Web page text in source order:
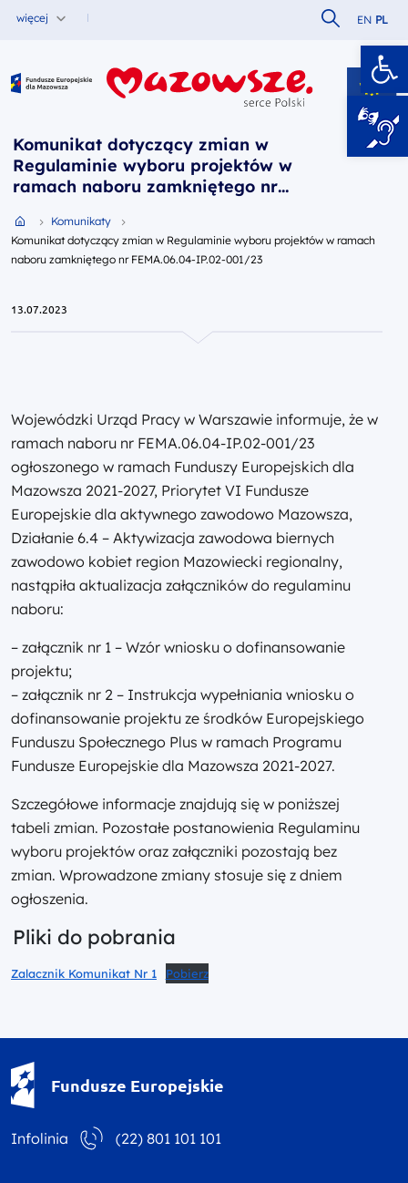
więcej Szukaj w
EN PL
Fundusze Europejskie dla Mazowsza
Komunikat dotyczący zmian w
Regulaminie wyboru projektów w
ramach naboru zamkniętego nr
Przejdź do strony głównej portalu
Komunikaty
Komunikat dotyczący zmian w Regulaminie wyboru projektów w ramach
naboru zamkniętego nr FEMA.06.04-IP.02-001/23
13.07.2023
Wojewódzki Urząd Pracy w Warszawie informuje, że w
ramach naboru nr FEMA.06.04-IP.02-001/23
ogłoszonego w ramach Funduszy Europejskich dla
Mazowsza 2021-2027, Priorytet VI Fundusze
Europejskie dla aktywnego zawodowo Mazowsza,
Działanie 6.4 – Aktywizacja zawodowa biernych
zawodowo kobiet region Mazowiecki regionalny,
nastąpiła aktualizacja załączników do regulaminu
naboru:
– załącznik nr 1 – Wzór wniosku o dofinansowanie
projektu;
– załącznik nr 2 – Instrukcja wypełniania wniosku o
dofinansowanie projektu ze środków Europejskiego
Funduszu Społecznego Plus w ramach Programu
Fundusze Europejskie dla Mazowsza 2021-2027.
Szczegółowe informacje znajdują się w poniższej
tabeli zmian. Pozostałe postanowienia Regulaminu
wyboru projektów oraz załączniki pozostają bez
zmian. Wprowadzone zmiany stosuje się z dniem
ogłoszenia.
Pliki do pobrania
Zalacznik Komunikat Nr 1 Pobierz
Fundusze Europejskie
Infolinia (22) 801 101 101